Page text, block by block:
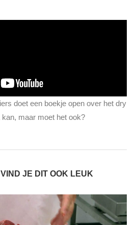
doet een boekje open over het dry
maar moet het ook?
JE DIT OOK LEUK